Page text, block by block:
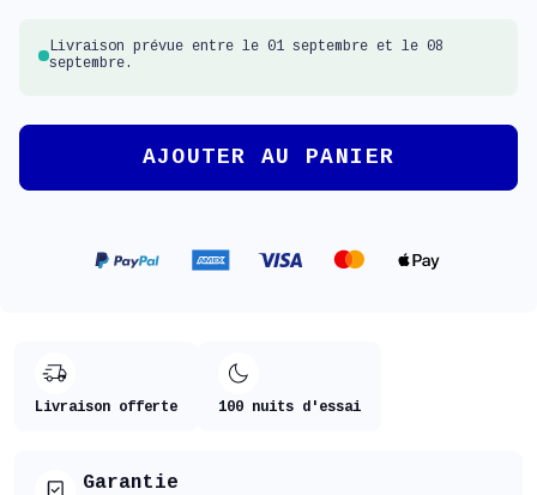
Livraison prévue entre le 01 septembre et le 08
septembre.
AJOUTER AU PANIER
Livraison offerte 100 nuits d'essai
Garantie